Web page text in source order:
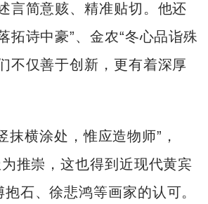
言简意赅、精准贴切。他还
拓诗中豪”、金农“冬心品诣殊
不仅善于创新，更有着深厚
抹横涂处，惟应造物师”，
推崇，这也得到近现代黄宾
石、徐悲鸿等画家的认可。